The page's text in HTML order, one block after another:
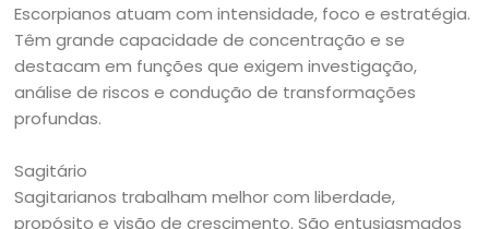
Escorpianos atuam com intensidade, foco e estratégia.
Têm grande capacidade de concentração e se
destacam em funções que exigem investigação,
análise de riscos e condução de transformações
profundas.
Sagitário
Sagitarianos trabalham melhor com liberdade,
propósito e visão de crescimento. São entusiasmados